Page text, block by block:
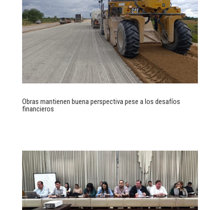
Obras mantienen buena perspectiva pese a los desafíos
financieros